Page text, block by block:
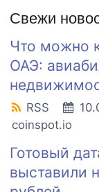
Свежи
Что можно
ОАЭ:
RSS
coinspot.io
Готовый
выставили